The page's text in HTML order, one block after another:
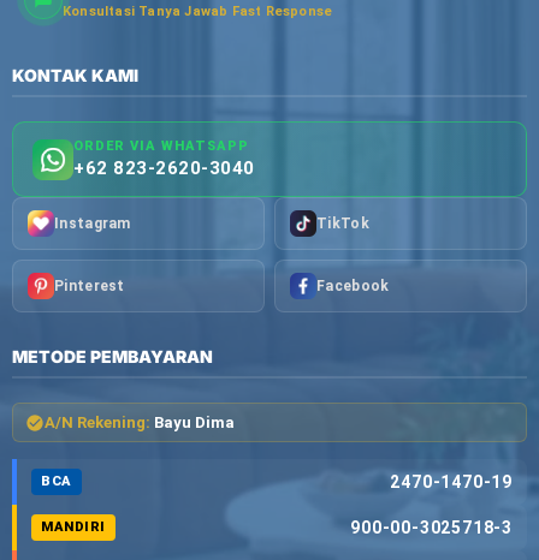
Konsultasi Tanya Jawab Fast Response
KONTAK KAMI
ORDER VIA WHATSAPP
+62 823-2620-3040
Instagram TikTok
Pinterest Facebook
METODE PEMBAYARAN
A/N Rekening: Bayu Dima
BCA 2470-1470-19
MANDIRI 900-00-3025718-3